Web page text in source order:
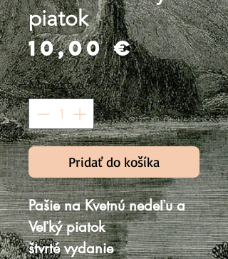
piatok
10,00 €Price
Množstvo*
Pridať do košíka
Pašie na Kvetnú nedeľu a
Veľký piatok
štvrté vydanie